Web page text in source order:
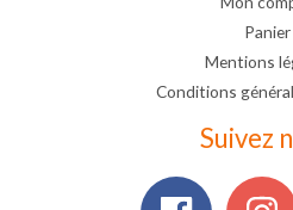
Panier
Mentions
Conditions
Suivez